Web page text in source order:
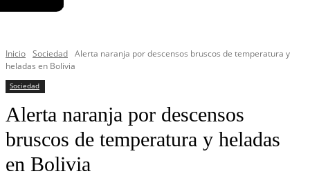
Inicio Sociedad Alerta naranja por descensos bruscos de temperatura y
heladas en Bolivia
Sociedad
Alerta naranja por descensos
bruscos de temperatura y heladas
en Bolivia